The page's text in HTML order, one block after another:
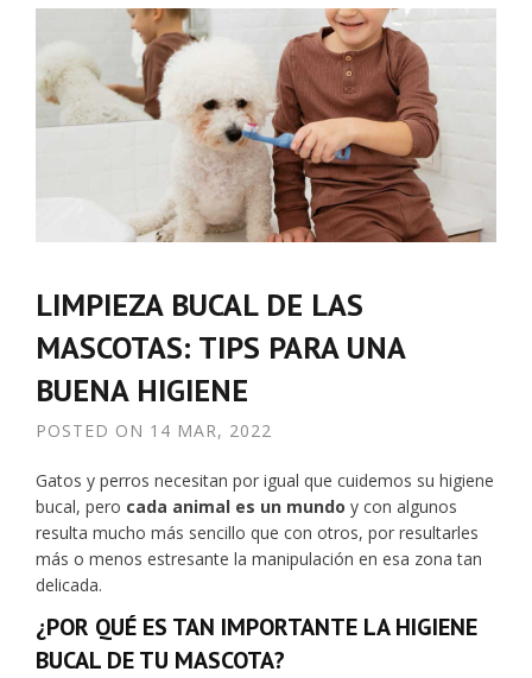
LIMPIEZA BUCAL DE LAS
MASCOTAS: TIPS PARA UNA
BUENA HIGIENE
POSTED ON 14 MAR, 2022
Gatos y perros necesitan por igual que cuidemos su higiene
bucal, pero cada animal es un mundo y con algunos
resulta mucho más sencillo que con otros, por resultarles
más o menos estresante la manipulación en esa zona tan
delicada.
¿POR QUÉ ES TAN IMPORTANTE LA HIGIENE
BUCAL DE TU MASCOTA?